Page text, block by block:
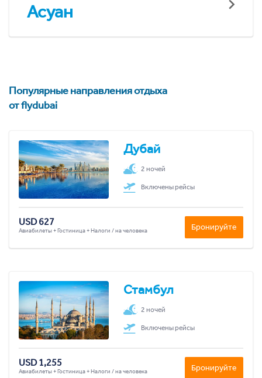
Асуан
Популярные направления отдыха
от flydubai
Дубай
2 ночей
Включены рейсы
USD 627
Авиабилеты + Гостиница + Налоги / на человека Бронируйте
Стамбул
2 ночей
Включены рейсы
USD 1,255
Авиабилеты + Гостиница + Налоги / на человека Бронируйте